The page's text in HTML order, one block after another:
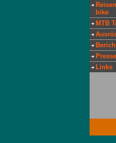
bike
MTB
Presse
Links